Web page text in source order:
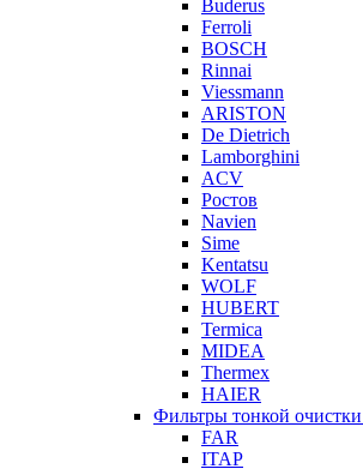
Buderus
Ferroli
BOSCH
Rinnai
Viessmann
ARISTON
De Dietrich
Lamborghini
ACV
Ростов
Navien
Sime
Kentatsu
WOLF
HUBERT
Termica
MIDEA
Thermex
HAIER
Фильтры тонкой очистки
FAR
ITAP